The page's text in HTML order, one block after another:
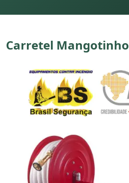
Carretel Mangotinho